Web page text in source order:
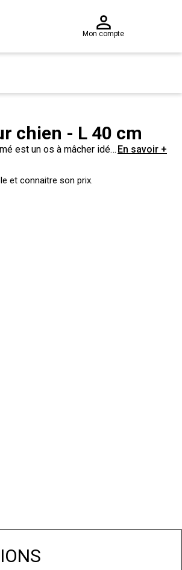
Mon compte
chien - L 40 cm
est un os à mâcher idéal En savoir +
et connaitre son prix.